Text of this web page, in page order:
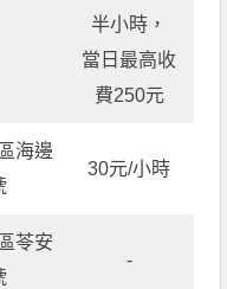
半小時，
當日最高收
費250元
海邊
30元/小時
苓安
-